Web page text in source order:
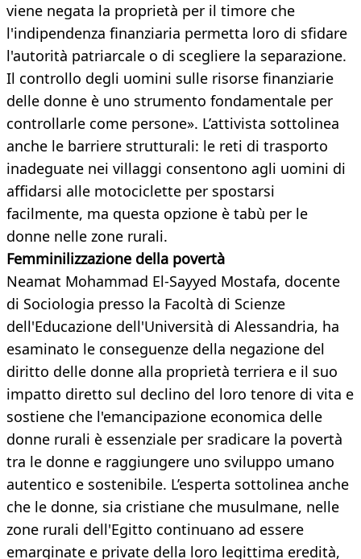
viene negata la proprietà per il timore che
l'indipendenza finanziaria permetta loro di sfidare
l'autorità patriarcale o di scegliere la separazione.
Il controllo degli uomini sulle risorse finanziarie
delle donne è uno strumento fondamentale per
controllarle come persone». L’attivista sottolinea
anche le barriere strutturali: le reti di trasporto
inadeguate nei villaggi consentono agli uomini di
affidarsi alle motociclette per spostarsi
facilmente, ma questa opzione è tabù per le
donne nelle zone rurali.
Femminilizzazione della povertà
Neamat Mohammad El-Sayyed Mostafa, docente
di Sociologia presso la Facoltà di Scienze
dell'Educazione dell'Università di Alessandria, ha
esaminato le conseguenze della negazione del
diritto delle donne alla proprietà terriera e il suo
impatto diretto sul declino del loro tenore di vita e
sostiene che l'emancipazione economica delle
donne rurali è essenziale per sradicare la povertà
tra le donne e raggiungere uno sviluppo umano
autentico e sostenibile. L’esperta sottolinea anche
che le donne, sia cristiane che musulmane, nelle
zone rurali dell'Egitto continuano ad essere
emarginate e private della loro legittima eredità,